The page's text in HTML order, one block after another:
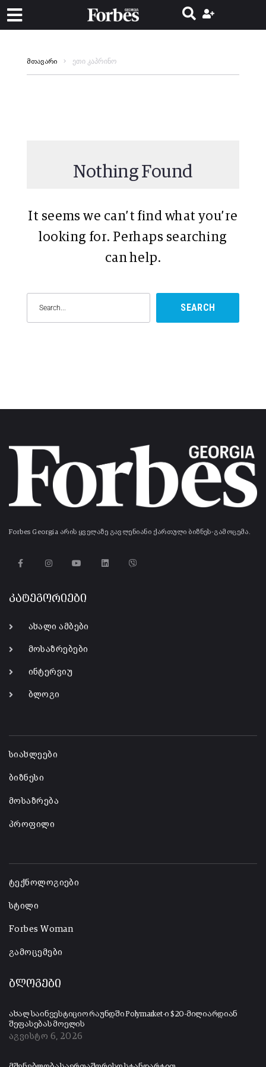
მთავარი ეთი კაპრინო
Nothing Found
It seems we can’t find what you’re
looking for. Perhaps searching
can help.
SEARCH
Forbes Georgia არის ყველაზე გავლენიანი ქართული ბიზნეს-გამოცემა.
კატეგორიები
ახალი ამბები
მოსაზრებები
ინტერვიუ
ბლოგი
სიახლეები
ბიზნესი
მოსაზრება
პროფილი
ტექნოლოგიები
სტილი
Forbes Woman
გამოცემები
ბლოგები
ახალ საინვესტიციო რაუნდში Polymarket-ი $20-მილიარდიან
შეფასებას მოელის
აგვისტო 6, 2026